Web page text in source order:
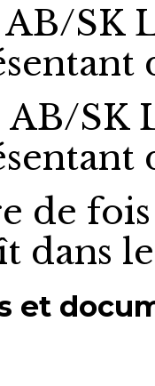
AB/SK
AB/SK
de
dans
et